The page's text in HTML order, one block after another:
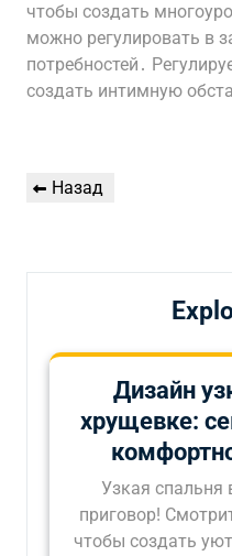
чтобы создать
можно регулировать в
потребностей․
создать интимную
Навигация
Предыдущая
Назад
Дизайн
хрущевке:
Узкая спальня
приговор!
чтобы создать